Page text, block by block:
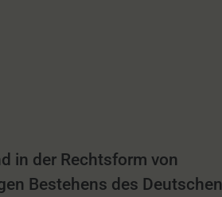
in der Rechtsform von
Bestehens des Deutschen